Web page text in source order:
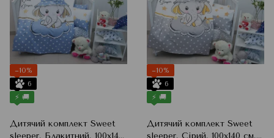
−10%
6
⚡ 🚚
Дитячий комплект Sweet
sleeper, Блакитний, 100x140
−10%
6
⚡ 🚚
Дитячий комплект Sweet
sleeper, Сірий, 100x140 см,